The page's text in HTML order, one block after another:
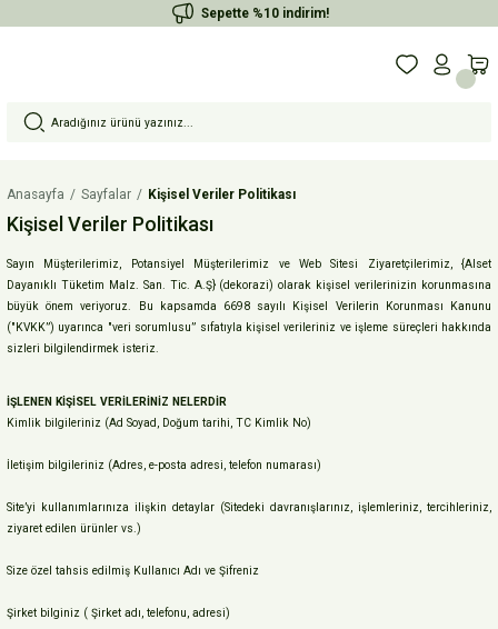
Sepette %10 indirim!
Anasayfa Sayfalar Kişisel Veriler Politikası
Kişisel Veriler Politikası
Sayın Müşterilerimiz, Potansiyel Müşterilerimiz ve Web Sitesi Ziyaretçilerimiz, {Alset
Dayanıklı Tüketim Malz. San. Tic. A.Ş} (dekorazi) olarak kişisel verilerinizin korunmasına
büyük önem veriyoruz. Bu kapsamda 6698 sayılı Kişisel Verilerin Korunması Kanunu
("KVKK”) uyarınca "veri sorumlusu” sıfatıyla kişisel verileriniz ve işleme süreçleri hakkında
sizleri bilgilendirmek isteriz.
İŞLENEN KİŞİSEL VERİLERİNİZ NELERDİR
Kimlik bilgileriniz (Ad Soyad, Doğum tarihi, TC Kimlik No)
İletişim bilgileriniz (Adres, e-posta adresi, telefon numarası)
Site’yi kullanımlarınıza ilişkin detaylar (Sitedeki davranışlarınız, işlemleriniz, tercihleriniz,
ziyaret edilen ürünler vs.)
Size özel tahsis edilmiş Kullanıcı Adı ve Şifreniz
Şirket bilginiz ( Şirket adı, telefonu, adresi)